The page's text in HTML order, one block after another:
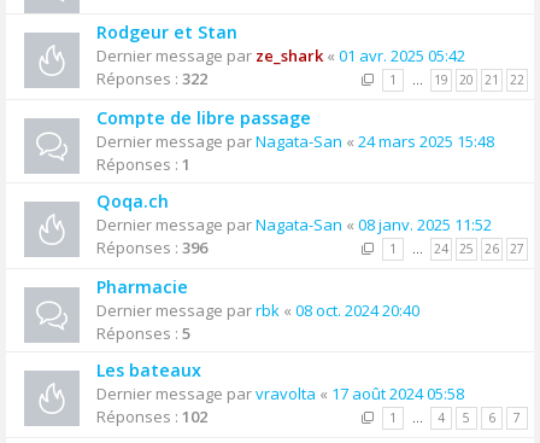
Rodgeur et Stan
Dernier message par ze_shark« 01 avr. 2025 05:42
Réponses : 322 1 … 19 20 21 22
Compte de libre passage
Dernier message parNagata-San « 24 mars 2025 15:48
Réponses : 1
Qoqa.ch
Dernier message parNagata-San « 08 janv. 2025 11:52
Réponses : 396 1 … 24 25 26 27
Pharmacie
Dernier message parrbk « 08 oct. 2024 20:40
Réponses : 5
Les bateaux
Dernier message parvravolta « 17 août 2024 05:58
Réponses : 102 1 … 4 5 6 7